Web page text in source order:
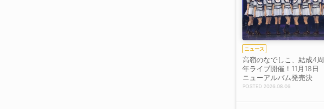
ニュース
高嶺のなでしこ、結成4周
年ライブ開催！11月18日
ニューアルバム発売決
定！
2026.08.06